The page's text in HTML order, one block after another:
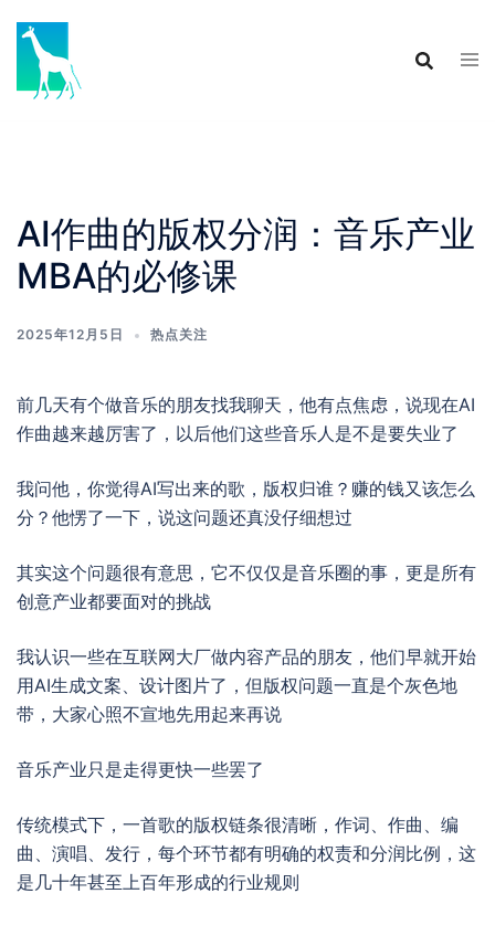
content
AI作曲的版权分润：音乐产业
MBA的必修课
2025年12月5日 热点关注
前几天有个做音乐的朋友找我聊天，他有点焦虑，说现在AI
作曲越来越厉害了，以后他们这些音乐人是不是要失业了
我问他，你觉得AI写出来的歌，版权归谁？赚的钱又该怎么
分？他愣了一下，说这问题还真没仔细想过
其实这个问题很有意思，它不仅仅是音乐圈的事，更是所有
创意产业都要面对的挑战
我认识一些在互联网大厂做内容产品的朋友，他们早就开始
用AI生成文案、设计图片了，但版权问题一直是个灰色地
带，大家心照不宣地先用起来再说
音乐产业只是走得更快一些罢了
传统模式下，一首歌的版权链条很清晰，作词、作曲、编
曲、演唱、发行，每个环节都有明确的权责和分润比例，这
是几十年甚至上百年形成的行业规则